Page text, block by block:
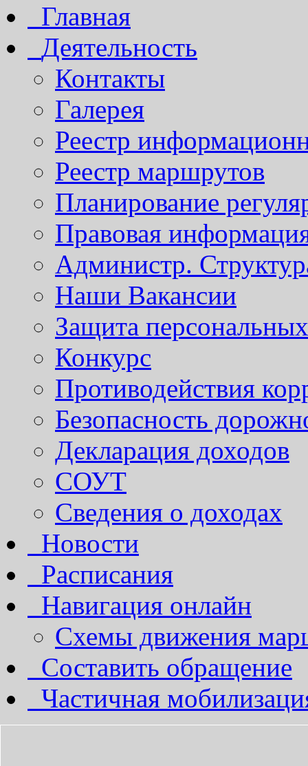
Главная
Деятельность
Контакты
Галерея
Реестр
Реестр маршрутов
Планирование
Правовая
Администр.
Наши Вакансии
Защита
Конкурс
Противодействия
Безопасность
Декларация доходов
СОУТ
Сведения о доходах
Новости
Расписания
Навигация онлайн
Схемы движения
Составить обращение
Частичная